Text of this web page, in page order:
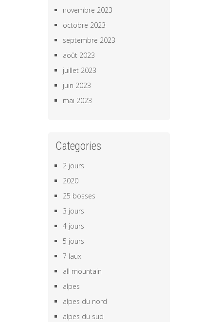
novembre 2023
octobre 2023
septembre 2023
août 2023
juillet 2023
juin 2023
mai 2023
Categories
2 jours
2020
25 bosses
3 jours
4 jours
5 jours
7 laux
all mountain
alpes
alpes du nord
alpes du sud